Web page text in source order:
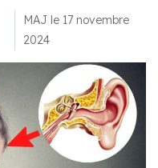
MAJ le 17 novembre
2024